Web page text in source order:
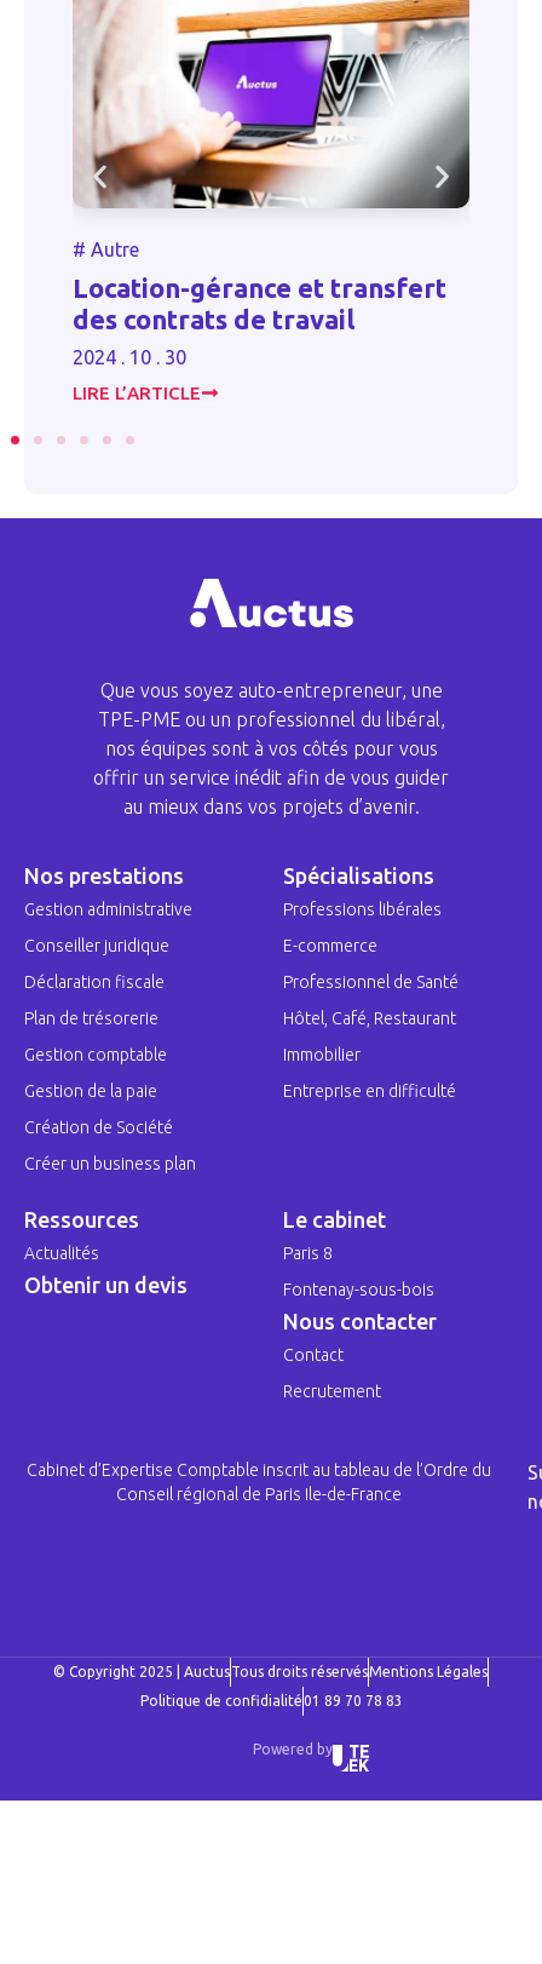
# Autre
Location-gérance et transfert
des contrats de travail
2024 . 10 . 30
LIRE L’ARTICLE
Que vous soyez auto-entrepreneur, une
TPE-PME ou un professionnel du libéral,
nos équipes sont à vos côtés pour vous
offrir un service inédit afin de vous guider
au mieux dans vos projets d’avenir.
Nos prestations
Gestion administrative
Conseiller juridique
Déclaration fiscale
Plan de trésorerie
Gestion comptable
Gestion de la paie
Création de Société
Créer un business plan
Spécialisations
Professions libérales
E-commerce
Professionnel de Santé
Hôtel, Café, Restaurant
Immobilier
Entreprise en difficulté
Ressources
Actualités
Obtenir un devis
Le cabinet
Paris 8
Fontenay-sous-bois
Nous contacter
Contact
Recrutement
Cabinet d’Expertise Comptable inscrit au tableau de l’Ordre du
Conseil régional de Paris Ile-de-France
© Copyright 2025 | AuctusTous droits réservésMentions Légales
Politique de confidialité01 89 70 78 83
Powered by